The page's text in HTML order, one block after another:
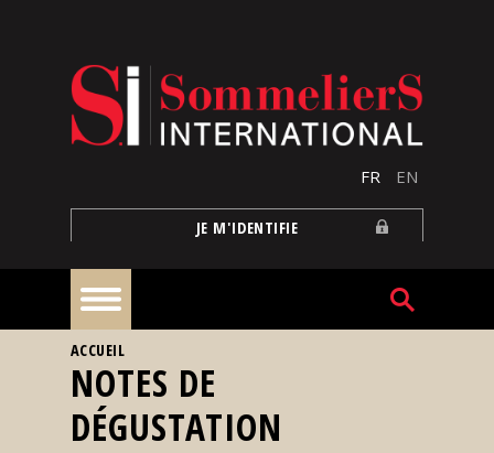
FR EN
JE M'IDENTIFIE
À
la
une
VOUS ÊTES ICI
ACCUEIL
NOTES DE
DÉGUSTATION